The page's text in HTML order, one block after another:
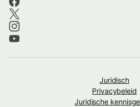
Juridisch
Privacybeleid
Juridische